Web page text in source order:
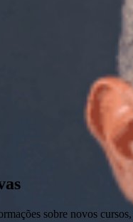
sobre novos